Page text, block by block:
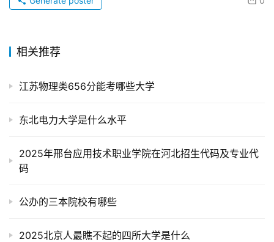
相关推荐
江苏物理类656分能考哪些大学
东北电力大学是什么水平
2025年邢台应用技术职业学院在河北招生代码及专业代
码
公办的三本院校有哪些
2025北京人最瞧不起的四所大学是什么